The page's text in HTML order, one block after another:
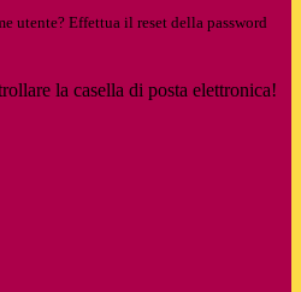
utente? Effettua il reset della password
la casella di posta elettronica!